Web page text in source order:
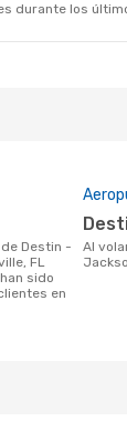
durante los
FL
sido
en
Al volar de Destin - Ft Walton Beach a